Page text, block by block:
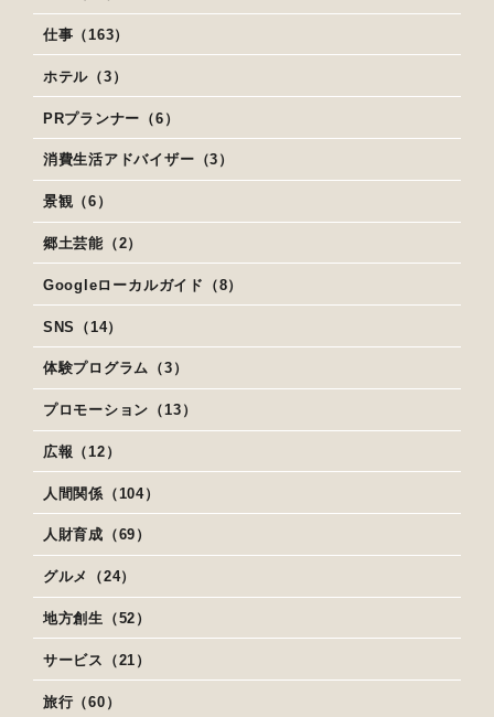
仕事（163）
ホテル（3）
PRプランナー（6）
消費生活アドバイザー（3）
景観（6）
郷土芸能（2）
Googleローカルガイド（8）
SNS（14）
体験プログラム（3）
プロモーション（13）
広報（12）
人間関係（104）
人財育成（69）
グルメ（24）
地方創生（52）
サービス（21）
旅行（60）